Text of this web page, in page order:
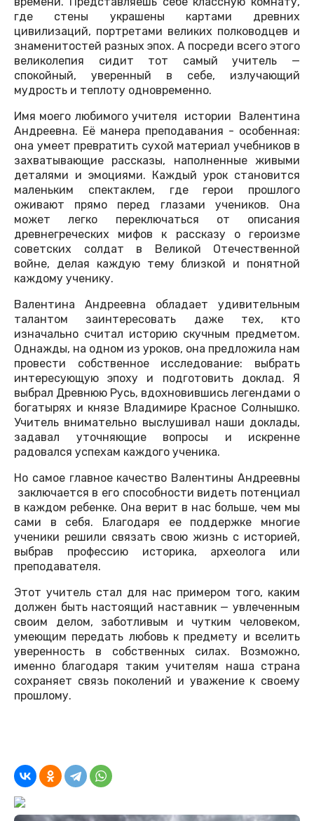
где стены украшены картами древних
цивилизаций, портретами великих полководцев и
знаменитостей разных эпох. А посреди всего этого
великолепия сидит тот самый учитель —
спокойный, уверенный в себе, излучающий
мудрость и теплоту одновременно.
Имя моего любимого учителя истории Валентина
Андреевна. Её манера преподавания - особенная:
она умеет превратить сухой материал учебников в
захватывающие рассказы, наполненные живыми
деталями и эмоциями. Каждый урок становится
маленьким спектаклем, где герои прошлого
оживают прямо перед глазами учеников. Она
может легко переключаться от описания
древнегреческих мифов к рассказу о героизме
советских солдат в Великой Отечественной
войне, делая каждую тему близкой и понятной
каждому ученику.
Валентина Андреевна обладает удивительным
талантом заинтересовать даже тех, кто
изначально считал историю скучным предметом.
Однажды, на одном из уроков, она предложила нам
провести собственное исследование: выбрать
интересующую эпоху и подготовить доклад. Я
выбрал Древнюю Русь, вдохновившись легендами о
богатырях и князе Владимире Красное Солнышко.
Учитель внимательно выслушивал наши доклады,
задавал уточняющие вопросы и искренне
радовался успехам каждого ученика.
Но самое главное качество Валентины Андреевны
заключается в его способности видеть потенциал
в каждом ребенке. Она верит в нас больше, чем мы
сами в себя. Благодаря ее поддержке многие
ученики решили связать свою жизнь с историей,
выбрав профессию историка, археолога или
преподавателя.
Этот учитель стал для нас примером того, каким
должен быть настоящий наставник — увлеченным
своим делом, заботливым и чутким человеком,
умеющим передать любовь к предмету и вселить
уверенность в собственных силах. Возможно,
именно благодаря таким учителям наша страна
сохраняет связь поколений и уважение к своему
прошлому.